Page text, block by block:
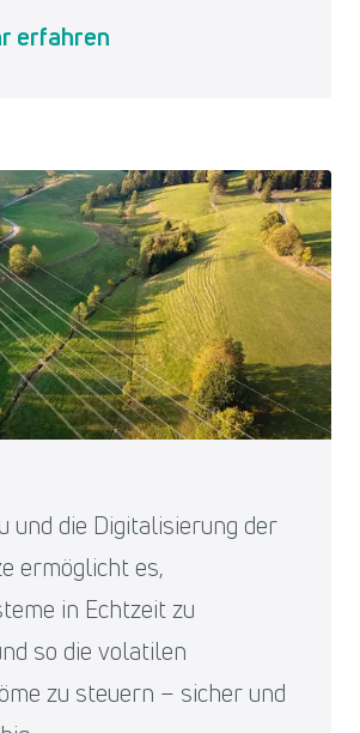
erfahren
und die Digitalisierung der
ermöglicht es,
in Echtzeit zu
so die volatilen
zu steuern – sicher und